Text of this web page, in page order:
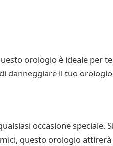
orologio è ideale per
danneggiare il tuo
occasione speciale.
questo orologio attirerà